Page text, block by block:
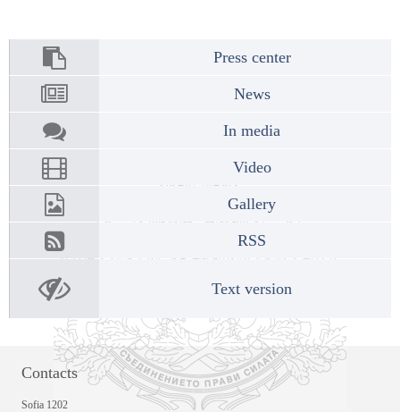
Press center
News
In media
Video
Gallery
RSS
Text version
Contacts
Sofia 1202